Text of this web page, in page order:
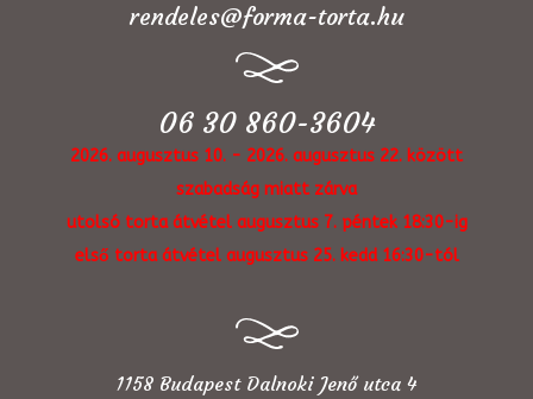
rendeles@forma-torta.hu
06 30 860-3604
2026. augusztus 10. - 2026. augusztus 22. között
szabadság miatt zárva
utolsó torta átvétel augusztus 7. péntek 18:30-ig
első torta átvétel augusztus 25. kedd 16:30-tól
1158 Budapest Dalnoki Jenő utca 4